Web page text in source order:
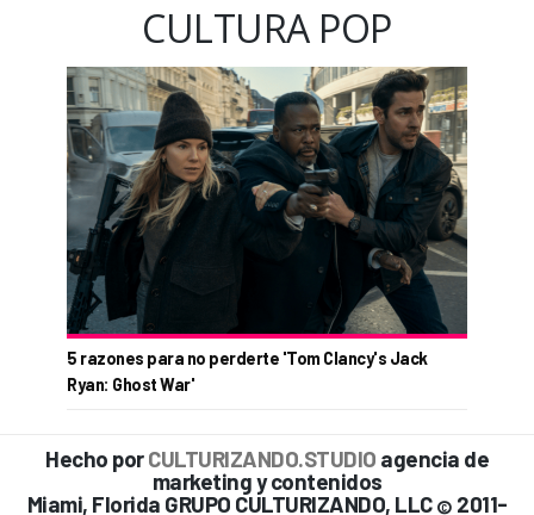
CULTURA POP
5 razones para no perderte 'Tom Clancy's Jack
Ryan: Ghost War'
Hecho porCULTURIZANDO.STUDIO agencia de
marketing y contenidos
Miami, Florida GRUPO CULTURIZANDO, LLC © 2011-